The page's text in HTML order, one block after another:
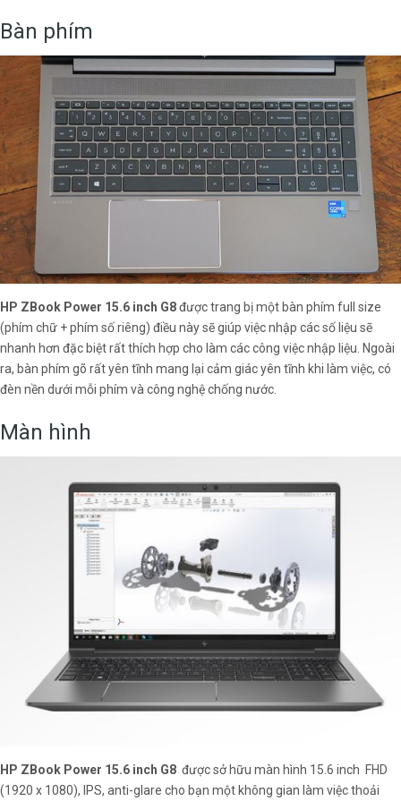
Bàn phím
HP ZBook Power 15.6 inch G8được trang bị một bàn phím full size
(phím chữ + phím số riêng) điều này sẽ giúp việc nhập các số liệu sẽ
nhanh hơn đặc biệt rất thích hợp cho làm các công việc nhập liệu. Ngoài
ra, bàn phím gõ rất yên tĩnh mang lại cảm giác yên tĩnh khi làm việc, có
đèn nền dưới mỗi phím và công nghệ chống nước.
Màn hình
HP ZBook Power 15.6 inch G8 được sở hữu màn hình 15.6 inch FHD
(1920 x 1080), IPS, anti-glare cho bạn một không gian làm việc thoải